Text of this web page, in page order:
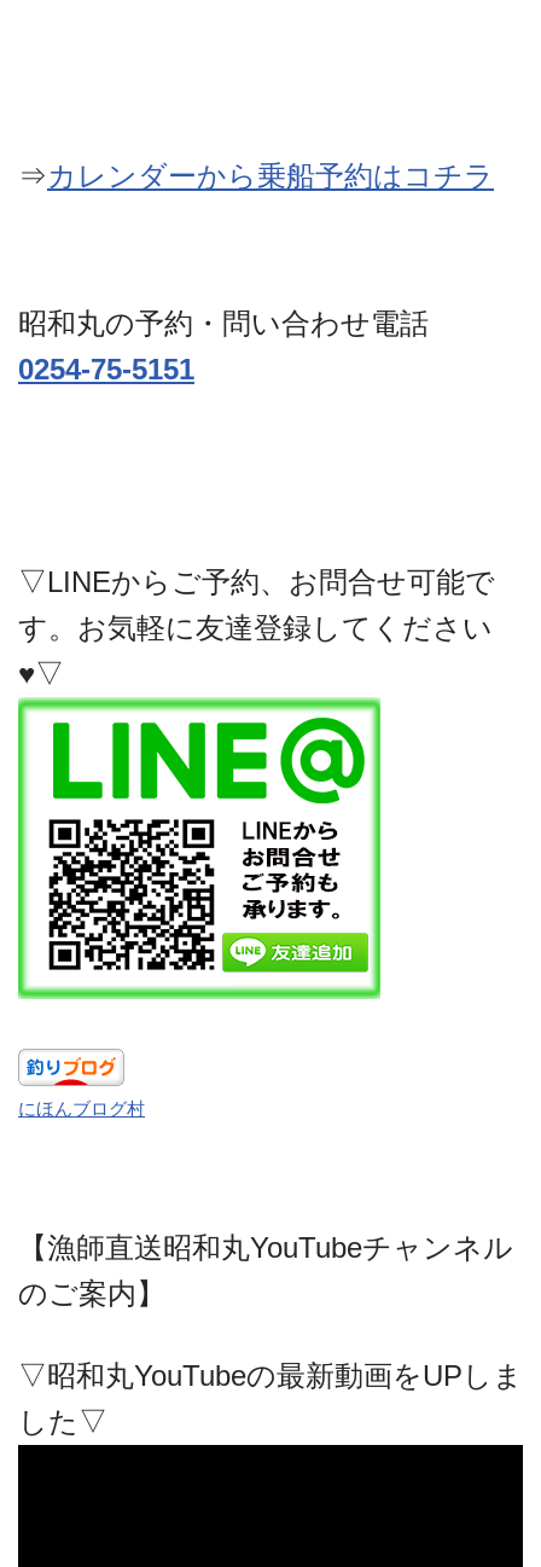
⇒カレンダーから乗船予約はコチラ
昭和丸の予約・問い合わせ電話
0254-75-5151
▽LINEからご予約、お問合せ可能で
す。お気軽に友達登録してください
♥▽
にほんブログ村
【漁師直送昭和丸YouTubeチャンネル
のご案内】
▽昭和丸YouTubeの最新動画をUPしま
した▽